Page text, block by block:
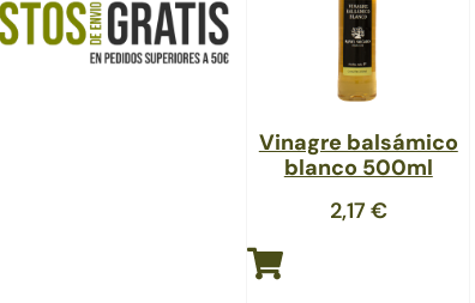
Vinagre balsámico
blanco 500ml
2,17 €